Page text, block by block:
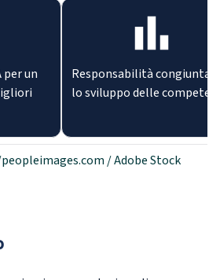
un
Responsabilità congiunta
lo sviluppo delle
/ Adobe Stock